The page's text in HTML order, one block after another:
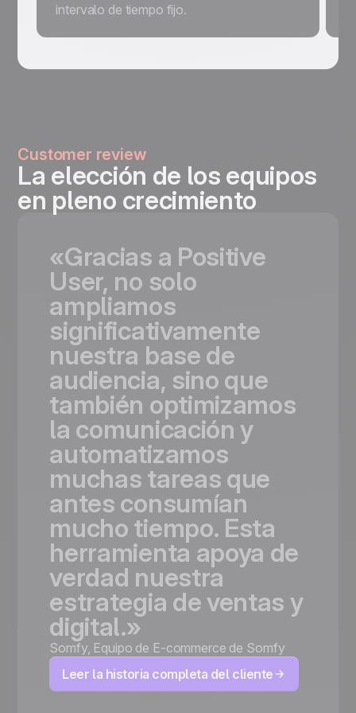
intervalo de tiempo fijo.
Customer review
La elección de los equipos
en pleno crecimiento
«Gracias a Positive
User, no solo
ampliamos
significativamente
nuestra base de
audiencia, sino que
también optimizamos
la comunicación y
automatizamos
muchas tareas que
antes consumían
mucho tiempo. Esta
herramienta apoya de
verdad nuestra
estrategia deventas y
digital.»
Somfy, Equipo de E-commerce de Somfy
Leer la historia completa del cliente